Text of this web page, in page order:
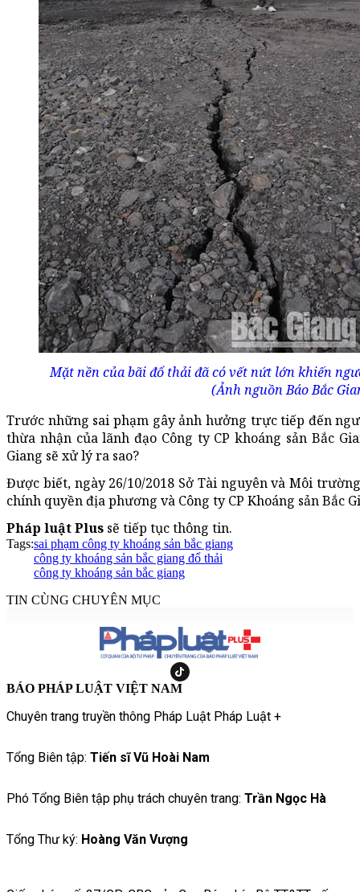
Mặt nền của bãi đổ thải đã có vết nứt lớn khiến
(Ảnh nguồn Báo Bắc
Trước những sai phạm gây ảnh hưởng trực tiếp đến
thừa nhận của lãnh đạo Công ty CP khoáng sản Bắc
Giang sẽ xử lý ra sao?
Được biết, ngày 26/10/2018 Sở Tài nguyên và Môi
chính quyền địa phương và Công ty CP Khoáng sản Bắc
Pháp luật Plus sẽ tiếp tục thông tin.
Tags:sai phạm công ty khoáng sản bắc giang
công ty khoáng sản bắc giang đổ thải
công ty khoáng sản bắc giang
TIN CÙNG CHUYÊN MỤC
BÁO PHÁP LUẬT VIỆT NAM
Chuyên trang truyền thông Pháp Luật Pháp Luật +
Tổng Biên tập: Tiến sĩ Vũ Hoài Nam
Phó Tổng Biên tập phụ trách chuyên trang: Trần Ngọc Hà
Tổng Thư ký: Hoàng Văn Vượng